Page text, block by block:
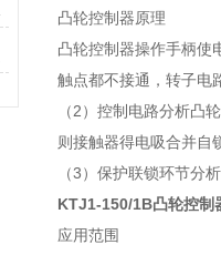
凸轮控制器原理
凸轮控制器操作手柄使
触点都不接通，转子电
（2）控制电路分析凸
则接触器得电吸合并自
（3）保护联锁环节分
KTJ1-150/1B凸轮控制
应用范围